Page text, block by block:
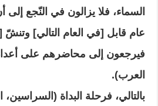
السماء، فلا يزالون في النّجع
عام قابل [في العام التالي]
فيرجعون إلى محاضرهم على
العرب).
بالتالي، فرحلة البداة